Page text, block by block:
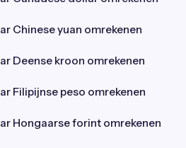
Chinese yuan omrekenen
Deense kroon omrekenen
Filipijnse peso omrekenen
Hongaarse forint omrekenen